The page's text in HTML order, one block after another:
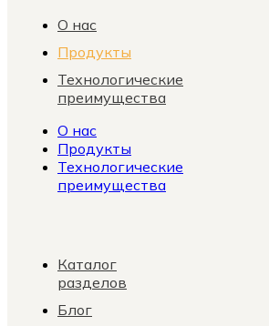
О нас
Продукты
Технологические
преимущества
О нас
Продукты
Технологические
преимущества
Каталог
разделов
Блог